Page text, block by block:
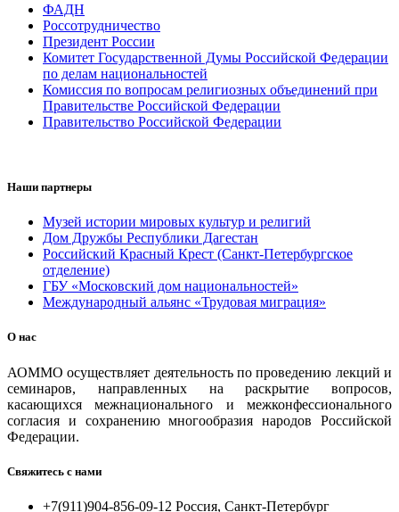
ФАДН
Россотрудничество
Президент России
Комитет Государственной Думы Российской Федерации
по делам национальностей
Комиссия по вопросам религиозных объединений при
Правительстве Российской Федерации
Правительство Российской Федерации
Наши партнеры
Музей истории мировых культур и религий
Дом Дружбы Республики Дагестан
Российский Красный Крест (Санкт-Петербургское
отделение)
ГБУ «Московский дом национальностей»
Международный альянс «Трудовая миграция»
О нас
АОММО осуществляет деятельность по проведению лекций и
семинаров, направленных на раскрытие вопросов,
касающихся межнационального и межконфессионального
согласия и сохранению многообразия народов Российской
Федерации.
Свяжитесь с нами
+7(911)904-856-09-12 Россия, Санкт-Петербург